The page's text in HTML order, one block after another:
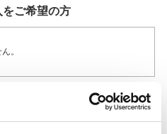
をご希望の方
。
ります。
スを除く）